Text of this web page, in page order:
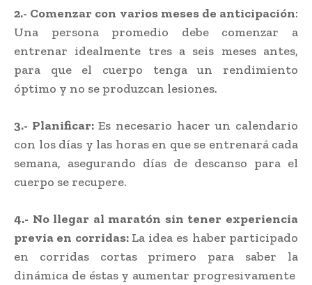
2.- Comenzar con varios meses de anticipación:
Una persona promedio debe comenzar a
entrenar idealmente tres a seis meses antes,
para que el cuerpo tenga un rendimiento
óptimo y no se produzcan lesiones.
3.- Planificar: Es necesario hacer un calendario
con los días y las horas en que se entrenará cada
semana, asegurando días de descanso para el
cuerpo se recupere.
4.- No llegar al maratón sin tener experiencia
previa en corridas: La idea es haber participado
en corridas cortas primero para saber la
dinámica de éstas y aumentar progresivamente